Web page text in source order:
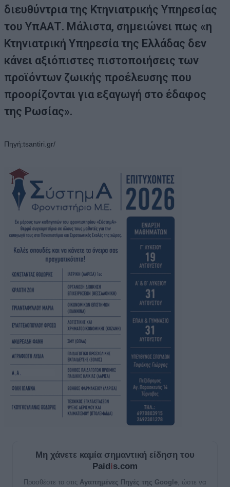
διευθύντρια της Κτηνιατρικής Υπηρεσίας
του ΥπΑΑΤ. Μάλιστα, σημειώνει πως «η
Κτηνιατρική Υπηρεσία της Ελλάδας δεν
κάνει αξιόπιστες πιστοποιήσεις των
προϊόντων ζωικής προέλευσης που
προορίζονται για εξαγωγή στο έδαφος
της Ρωσίας».
Πηγή:tsantiri.gr/
Μη χάνετε καμία σημαντική είδηση του
Paidis.com
Προσθέστε το στις Αγαπημένες Πηγές της Google , ώστε να